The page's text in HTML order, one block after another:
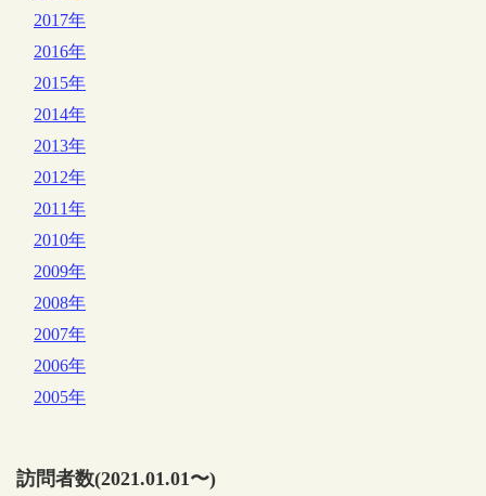
2017年
2016年
2015年
2014年
2013年
2012年
2011年
2010年
2009年
2008年
2007年
2006年
2005年
訪問者数(2021.01.01〜)